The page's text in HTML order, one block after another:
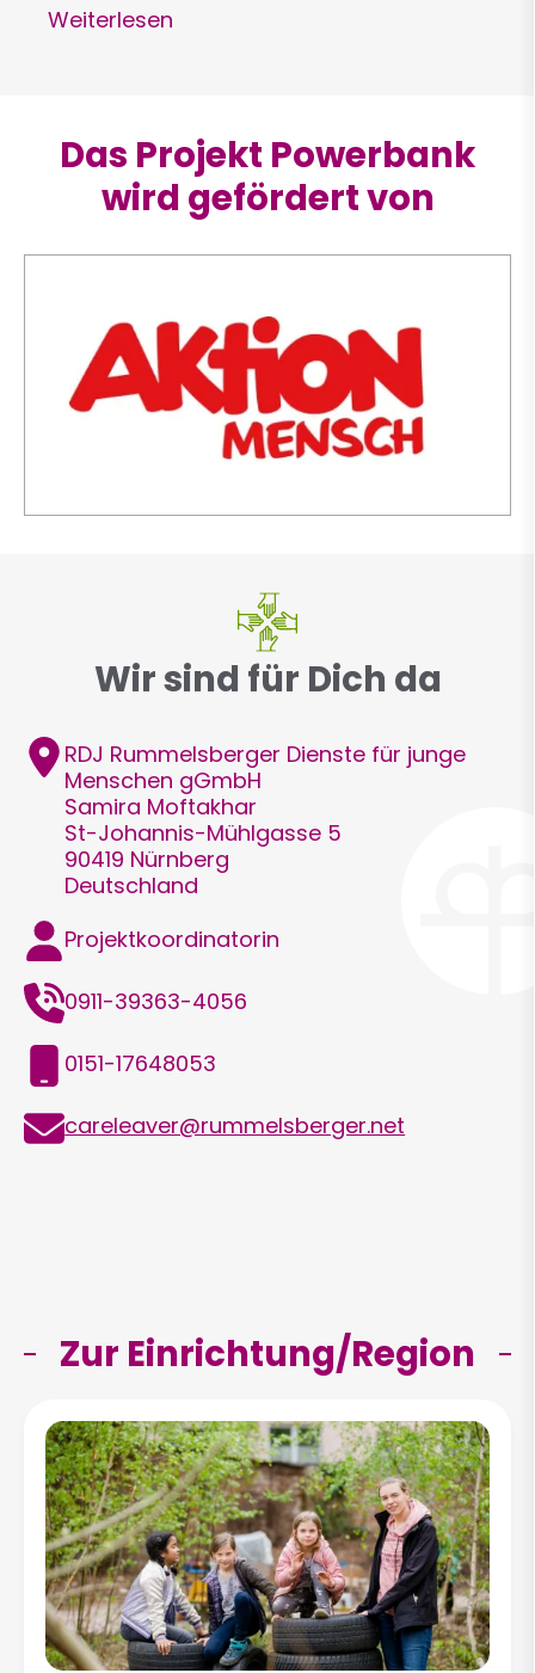
Weiterlesen
Das Projekt Powerbank
wird gefördert von
Wir sind für Dich da
Adresse
RDJ Rummelsberger Dienste für junge
Menschen gGmbH
Samira Moftakhar
St-Johannis-Mühlgasse 5
90419 Nürnberg
Deutschland
Funktion
Projektkoordinatorin
Telefon0911-39363-4056
Mobil0151-17648053
E-
Mail
careleaver@rummelsberger.net
Zur Einrichtung/Region